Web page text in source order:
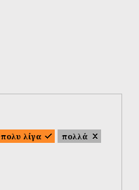
πολυ λίγα
πολλά